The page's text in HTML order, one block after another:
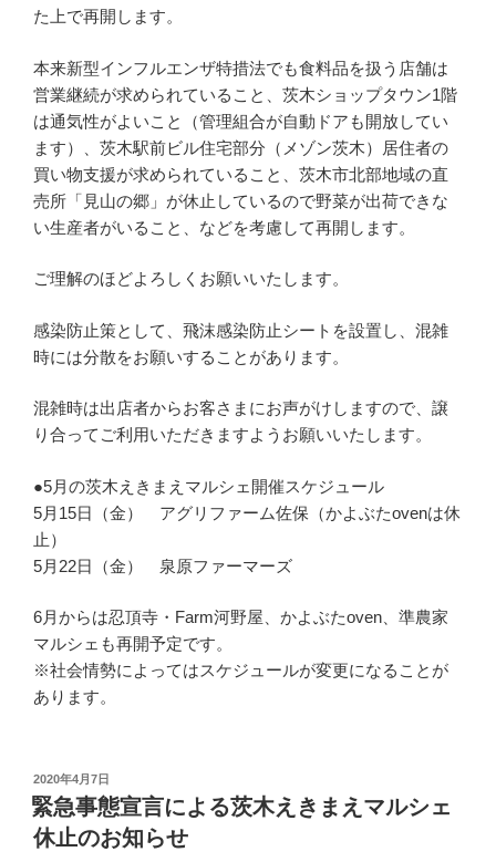
た上で再開します。
本来新型インフルエンザ特措法でも食料品を扱う店舗は
営業継続が求められていること、茨木ショップタウン1階
は通気性がよいこと（管理組合が自動ドアも開放してい
ます）、茨木駅前ビル住宅部分（メゾン茨木）居住者の
買い物支援が求められていること、茨木市北部地域の直
売所「見山の郷」が休止しているので野菜が出荷できな
い生産者がいること、などを考慮して再開します。
ご理解のほどよろしくお願いいたします。
感染防止策として、飛沫感染防止シートを設置し、混雑
時には分散をお願いすることがあります。
混雑時は出店者からお客さまにお声がけしますので、譲
り合ってご利用いただきますようお願いいたします。
●5月の茨木えきまえマルシェ開催スケジュール
5月15日（金） アグリファーム佐保（かよぶたovenは休
止）
5月22日（金） 泉原ファーマーズ
6月からは忍頂寺・Farm河野屋、かよぶたoven、準農家
マルシェも再開予定です。
※社会情勢によってはスケジュールが変更になることが
あります。
投
稿
日:
2020年4月7日
緊急事態宣言による茨木えきまえマルシェ
休止のお知らせ